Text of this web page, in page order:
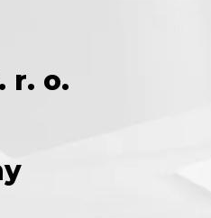
r. o.